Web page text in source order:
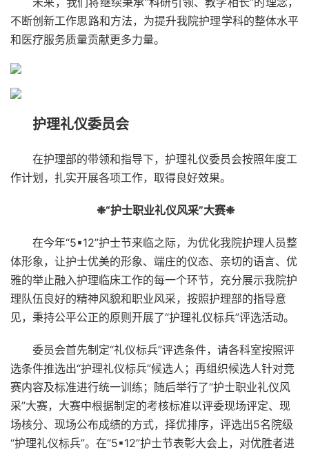
不断创新工作思路和方法，为提升我院护理学科的整体水平
和医疗服务质量贡献更多力量。
护理礼仪委员会
在护理部的带领和指导下，护理礼仪委员会按照年度工
作计划，扎实开展各项工作，取得良好效果。
❉“护士职业礼仪风采”大赛❉
在今年“5▪12”护士节来临之际， 为优化我院护理人员整
体形象，让护士优美的形象、端庄的仪态、亲切的语言、优
雅的举止融入护理临床工作的每一个环节， 充分展示我院护
理队伍良好的精神风貌和职业风采， 按照护理部的指导意
见，秉持公平公正的原则开展了“护理礼仪标兵”评选活动。
委员会首先制定“礼仪标兵”评选条件，请各科室按照评
选条件推选出“护理礼仪标兵”候选人；再组织候选人针对竞
赛内容及标准进行统一训练；随后举行了“护士职业礼仪风
采”大赛，大赛中根据制定的考核标准以评委现场评定、现
场核分、现场公布成绩的方式，择优排序，评选出5名院级
“护理礼仪标兵”。在“5▪12”护士节表彰大会上，对优胜者进